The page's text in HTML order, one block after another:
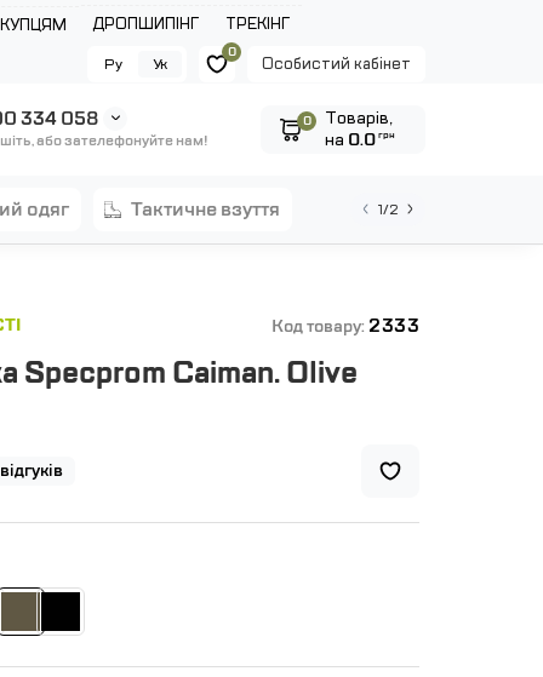
ДРОПШИПІНГ
ТРЕКІНГ
Особистий кабінет
0
Ру Ук
334 058
або зателефонуйте нам!
0
Tоварів,
на 0.0грн
одяг тактичне взуття 1/2
Код товару: 2333
Specprom Caiman. Olive